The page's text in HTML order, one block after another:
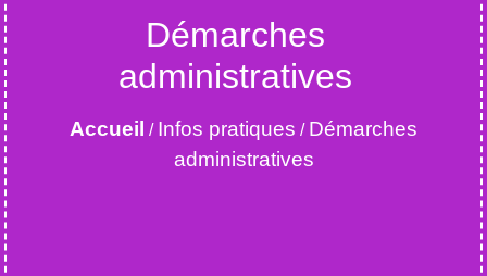
Démarches
administratives
Accueil / Infos pratiques / Démarches
administratives